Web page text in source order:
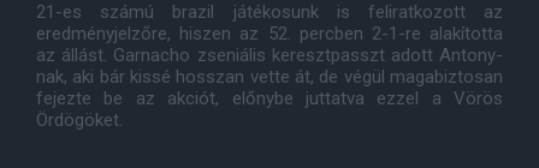
21-es számú brazil játékosunk is feliratkozott az
eredményjelzőre, hiszen az 52. percben 2-1-re alakította
az állást. Garnacho zseniális keresztpasszt adott Antony-
nak, aki bár kissé hosszan vette át, de végül magabiztosan
fejezte be az akciót, előnybe juttatva ezzel a Vörös
Ördögöket.